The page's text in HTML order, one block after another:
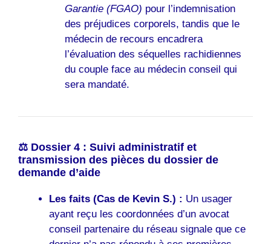
Garantie (FGAO) pour l’indemnisation
des préjudices corporels, tandis que le
médecin de recours encadrera
l’évaluation des séquelles rachidiennes
du couple face au médecin conseil qui
sera mandaté.
⚖️ Dossier 4 : Suivi administratif et
transmission des pièces du dossier de
demande d’aide
Les faits (Cas de Kevin S.) : Un usager
ayant reçu les coordonnées d’un avocat
conseil partenaire du réseau signale que ce